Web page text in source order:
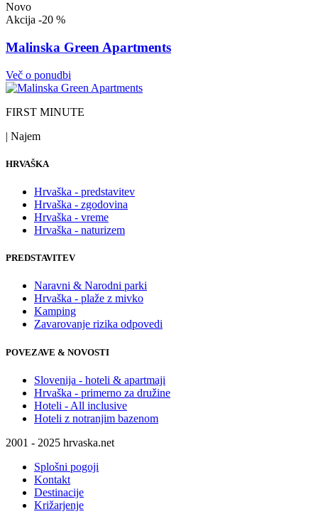
Novo
Akcija -20 %
Malinska Green Apartments
Več o ponudbi
FIRST MINUTE
| Najem
HRVAŠKA
Hrvaška - predstavitev
Hrvaška - zgodovina
Hrvaška - vreme
Hrvaška - naturizem
PREDSTAVITEV
Naravni & Narodni parki
Hrvaška - plaže z mivko
Kamping
Zavarovanje rizika odpovedi
POVEZAVE & NOVOSTI
Slovenija - hoteli & apartmaji
Hrvaška - primerno za družine
Hoteli - All inclusive
Hoteli z notranjim bazenom
2001 - 2025 hrvaska.net
Splošni pogoji
Kontakt
Destinacije
Križarjenje